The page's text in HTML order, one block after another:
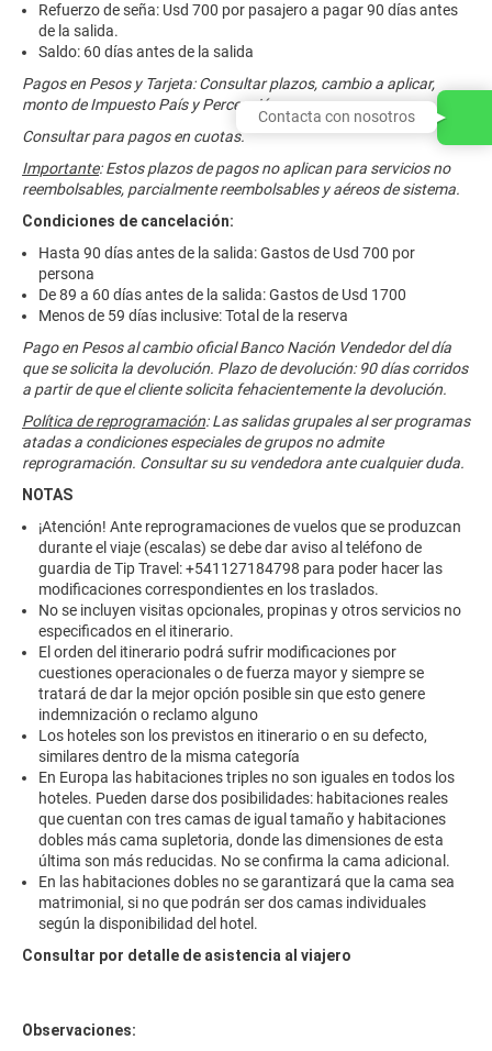
Refuerzo de seña: Usd 700 por pasajero a pagar 90 días antes
de la salida.
Saldo: 60 días antes de la salida
Pagos en Pesos y Tarjeta: Consultar plazos, cambio a aplicar,
monto de Impuesto País y Percepción.
Consultar para pagos en cuotas.
Importante: Estos plazos de pagos no aplican para servicios no
reembolsables, parcialmente reembolsables y aéreos de sistema.
Condiciones de cancelación:
Hasta 90 días antes de la salida: Gastos de Usd 700 por
persona
De 89 a 60 días antes de la salida: Gastos de Usd 1700
Menos de 59 días inclusive: Total de la reserva
Pago en Pesos al cambio oficial Banco Nación Vendedor del día
que se solicita la devolución. Plazo de devolución: 90 días corridos
a partir de que el cliente solicita fehacientemente la devolución.
Política de reprogramación: Las salidas grupales al ser programas
atadas a condiciones especiales de grupos no admite
reprogramación. Consultar su su vendedora ante cualquier duda.
NOTAS
¡Atención! Ante reprogramaciones de vuelos que se produzcan
durante el viaje (escalas) se debe dar aviso al teléfono de
guardia de Tip Travel: +541127184798 para poder hacer las
modificaciones correspondientes en los traslados.
No se incluyen visitas opcionales, propinas y otros servicios no
especificados en el itinerario.
El orden del itinerario podrá sufrir modificaciones por
cuestiones operacionales o de fuerza mayor y siempre se
tratará de dar la mejor opción posible sin que esto genere
indemnización o reclamo alguno
Los hoteles son los previstos en itinerario o en su defecto,
similares dentro de la misma categoría
En Europa las habitaciones triples no son iguales en todos los
hoteles. Pueden darse dos posibilidades: habitaciones reales
que cuentan con tres camas de igual tamaño y habitaciones
dobles más cama supletoria, donde las dimensiones de esta
última son más reducidas. No se confirma la cama adicional.
En las habitaciones dobles no se garantizará que la cama sea
matrimonial, si no que podrán ser dos camas individuales
según la disponibilidad del hotel.
Consultar por detalle de asistencia al viajero
Observaciones:
Contacta con nosotros